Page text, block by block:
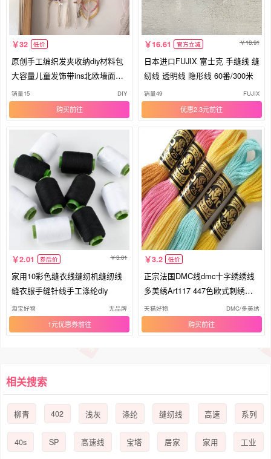
32 低价
原创手工编织发夹收纳diy材料包
大容量儿童发饰带ins北欧墙面壁
挂
销量15 DIY
购买
16.61 官方立减 18.91
日本进口FUJIX 富士克 手缝线 缝
纫线 透明线 隐形线 60番/300米
销量49 FUJIX
优惠2.3元
2.01 券后价 3.01
家用10彩色缝衣线缝纫机缝纫线
缝衣服手缝针线手工涤纶diy
淘宝好物 无品牌
1元优惠券
3.2 低价
正宗法国DMC线dmc十字绣绣线
多美绣Art117 447色欧式刺绣棉
线25号
天猫好物 DMC/多美绣
购买
相关搜索
柳青 402 浅灰 涤纶 缝纫线 高速 系列
40s SP 高速线 宝塔 居家 家用 工业